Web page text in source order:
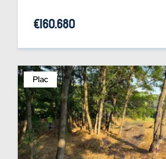
€160.680
Plac